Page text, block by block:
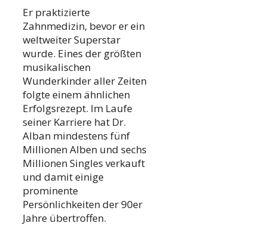
Er praktizierte
Zahnmedizin, bevor er ein
weltweiter Superstar
wurde. Eines der größten
musikalischen
Wunderkinder aller Zeiten
folgte einem ähnlichen
Erfolgsrezept. Im Laufe
seiner Karriere hat Dr.
Alban mindestens fünf
Millionen Alben und sechs
Millionen Singles verkauft
und damit einige
prominente
Persönlichkeiten der 90er
Jahre übertroffen.